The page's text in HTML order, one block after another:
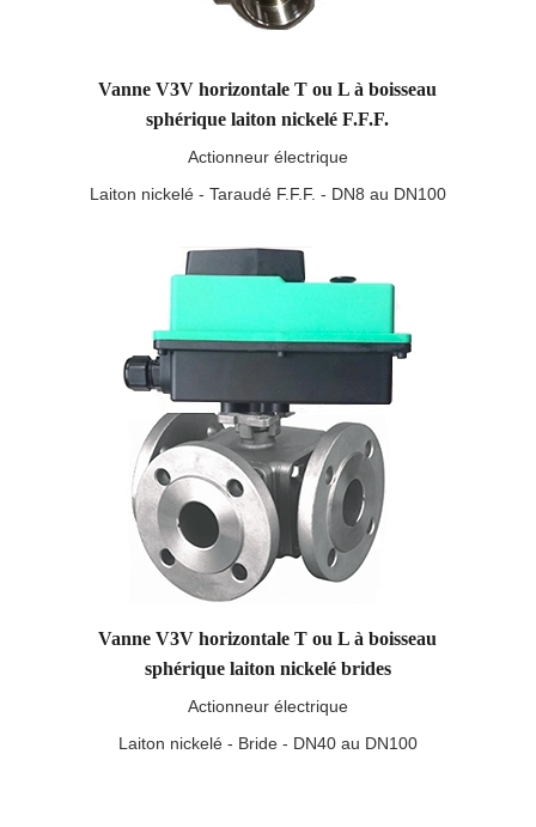
Vanne V3V horizontale T ou L à boisseau
sphérique laiton nickelé F.F.F.
Actionneur électrique
Laiton nickelé - Taraudé F.F.F. - DN8 au DN100
Vanne V3V horizontale T ou L à boisseau
sphérique laiton nickelé brides
Actionneur électrique
Laiton nickelé - Bride - DN40 au DN100